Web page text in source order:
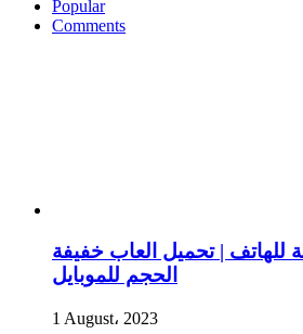
Popular
Comments
للهاتف | تحميل العاب خفيفة
الحجم للموبايل
1 August، 2023